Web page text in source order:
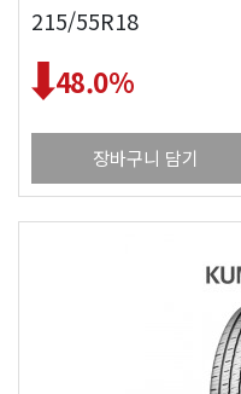
215/55R18
48.0%
장바구니 담기